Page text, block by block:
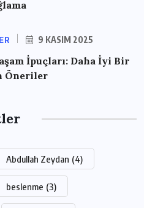
9 KASIM 2025
İpuçları: Daha İyi Bir
Öneriler
Abdullah Zeydan (4)
beslenme (3)